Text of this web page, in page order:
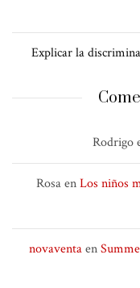
Explicar la
Rodrigo
RosaenLos niños
novaventaen